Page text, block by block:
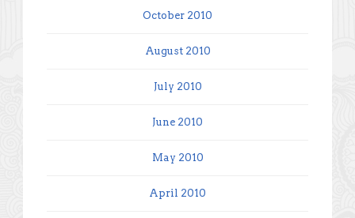
October 2010
August 2010
July 2010
June 2010
May 2010
April 2010